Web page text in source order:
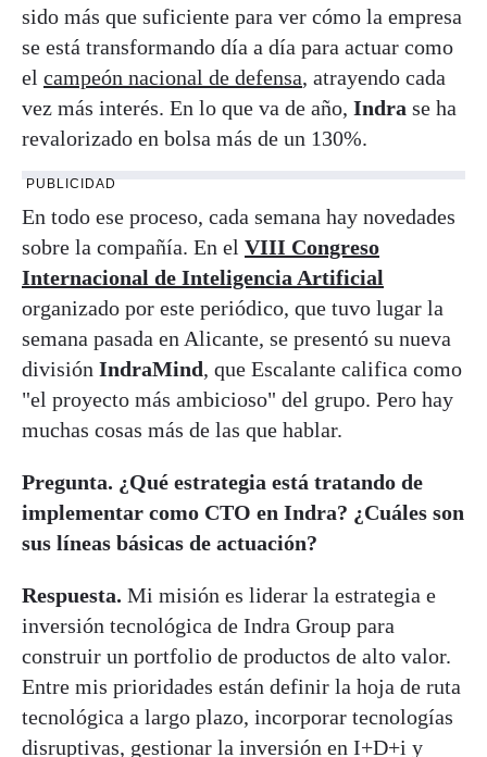
sido más que suficiente para ver cómo la empresa
se está transformando día a día para actuar como
el campeón nacional de defensa, atrayendo cada
vez más interés. En lo que va de año, Indra se ha
revalorizado en bolsa más de un 130%.
PUBLICIDAD
En todo ese proceso, cada semana hay novedades
sobre la compañía. En el VIII Congreso
Internacional de Inteligencia Artificial
organizado por este periódico, que tuvo lugar la
semana pasada en Alicante, se presentó su nueva
división IndraMind, que Escalante califica como
"el proyecto más ambicioso" del grupo. Pero hay
muchas cosas más de las que hablar.
Pregunta. ¿Qué estrategia está tratando de
implementar como CTO en Indra? ¿Cuáles son
sus líneas básicas de actuación?
Respuesta. Mi misión es liderar la estrategia e
inversión tecnológica de Indra Group para
construir un portfolio de productos de alto valor.
Entre mis prioridades están definir la hoja de ruta
tecnológica a largo plazo, incorporar tecnologías
disruptivas, gestionar la inversión en I+D+i y